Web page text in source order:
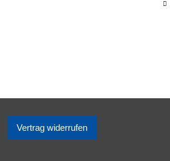
Vertrag widerrufen